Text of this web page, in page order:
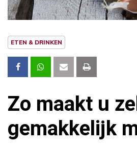
ETEN & DRINKEN
Zo maakt u
gemakkelijk